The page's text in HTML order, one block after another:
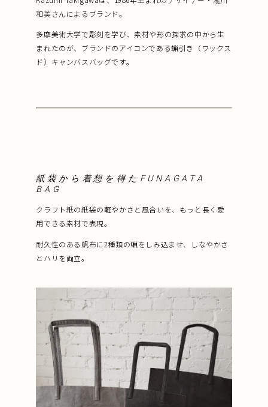
和美さんによるブランド。
多摩美術大学で彫刻を学び、素材や形の探求の中から生
まれたのが、ブランドのアイコンである蝋引き（ワックス
ド）キャンバスバッグです。
紙袋から着想を得た FUNAGATA
BAG
クラフト紙の紙袋の軽やかさと風合いを、もっと長く愛
用できる素材で表現。
耐久性のある帆布に2種類の蝋をしみ込ませ、しなやかさ
とハリを両立。